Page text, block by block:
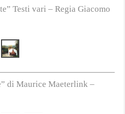
Testi vari – Regia Giacomo
di Maurice Maeterlink –